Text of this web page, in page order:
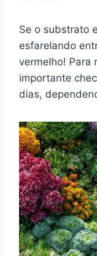
Se o substrato
esfarelando
vermelho! Para
importante
dias,